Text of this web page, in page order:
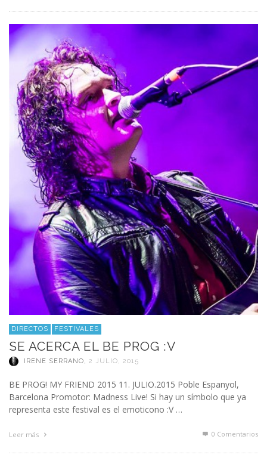
DIRECTOS FESTIVALES
SE ACERCA EL BE PROG :V
IRENE SERRANO, 2 JULIO, 2015
BE PROG! MY FRIEND 2015 11. JULIO.2015 Poble Espanyol,
Barcelona Promotor: Madness Live! Si hay un símbolo que ya
representa este festival es el emoticono :V …
Leer más 0 Comentarios